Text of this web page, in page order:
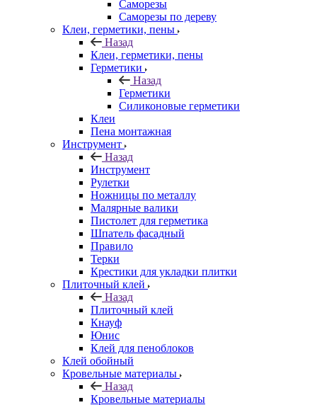
Саморезы
Саморезы по дереву
Клеи, герметики, пены
Назад
Клеи, герметики, пены
Герметики
Назад
Герметики
Силиконовые герметики
Клеи
Пена монтажная
Инструмент
Назад
Инструмент
Рулетки
Ножницы по металлу
Малярные валики
Пистолет для герметика
Шпатель фасадный
Правило
Терки
Крестики для укладки плитки
Плиточный клей
Назад
Плиточный клей
Кнауф
Юнис
Клей для пеноблоков
Клей обойный
Кровельные материалы
Назад
Кровельные материалы